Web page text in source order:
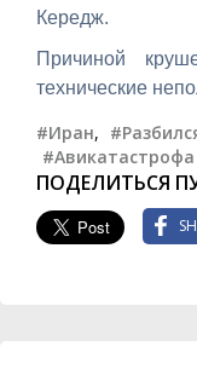
Кередж.
Причиной
технические
#Иран,
#Авикатастрофа
ПОДЕЛИТЬСЯ